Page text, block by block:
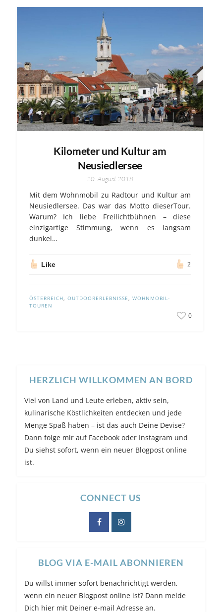
Kilometer und Kultur am
Neusiedlersee
20. August 2018
Mit dem Wohnmobil zu Radtour und Kultur am
Neusiedlersee. Das war das Motto dieserTour.
Warum? Ich liebe Freilichtbühnen – diese
einzigartige Stimmung, wenn es langsam
dunkel…
Like 2
ÖSTERREICH, OUTDOORERLEBNISSE, WOHNMOBIL-
TOUREN
0
HERZLICH WILLKOMMEN AN BORD
Viel von Land und Leute erleben, aktiv sein,
kulinarische Köstlichkeiten entdecken und jede
Menge Spaß haben – ist das auch Deine Devise?
Dann folge mir auf Facebook oder Instagram und
Du siehst sofort, wenn ein neuer Blogpost online
ist.
CONNECT US
BLOG VIA E-MAIL ABONNIEREN
Du willst immer sofort benachrichtigt werden,
wenn ein neuer Blogpost online ist? Dann melde
Dich hier mit Deiner e-mail Adresse an.